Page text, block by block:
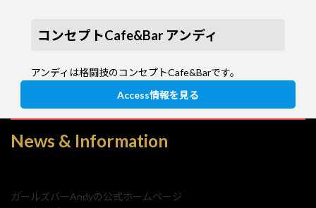
コンセプトCafe&Bar アンディ
アンディは格闘技のコンセプトCafe&Barです。
Access情報を見る
News & Information
ガールズバーAndyの公式ホームページ